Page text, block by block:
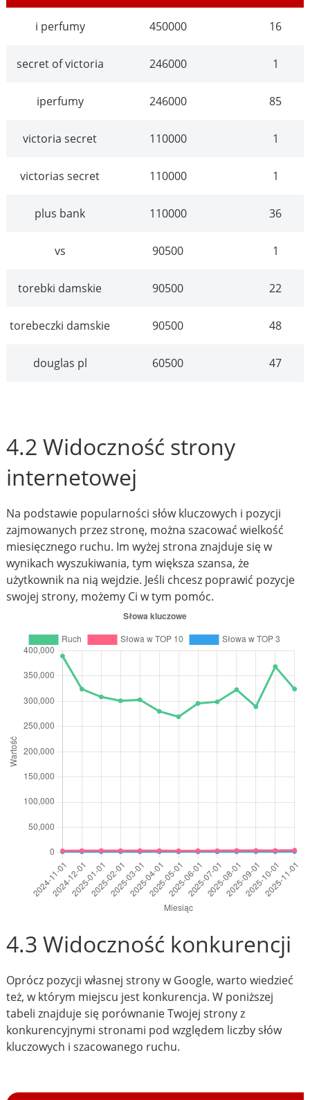
i perfumy 450000 16
secret of victoria 246000 1
iperfumy 246000 85
victoria secret 110000 1
victorias secret 110000 1
plus bank 110000 36
vs 90500 1
torebki damskie 90500 22
torebeczki damskie 90500 48
douglas pl 60500 47
4.2 Widoczność strony
internetowej
Na podstawie popularności słów kluczowych i pozycji
zajmowanych przez stronę, można szacować wielkość
miesięcznego ruchu. Im wyżej strona znajduje się w
wynikach wyszukiwania, tym większa szansa, że
użytkownik na nią wejdzie. Jeśli chcesz poprawić pozycje
swojej strony, możemy Ci w tym pomóc.
4.3 Widoczność konkurencji
Oprócz pozycji własnej strony w Google, warto wiedzieć
też, w którym miejscu jest konkurencja. W poniższej
tabeli znajduje się porównanie Twojej strony z
konkurencyjnymi stronami pod względem liczby słów
kluczowych i szacowanego ruchu.